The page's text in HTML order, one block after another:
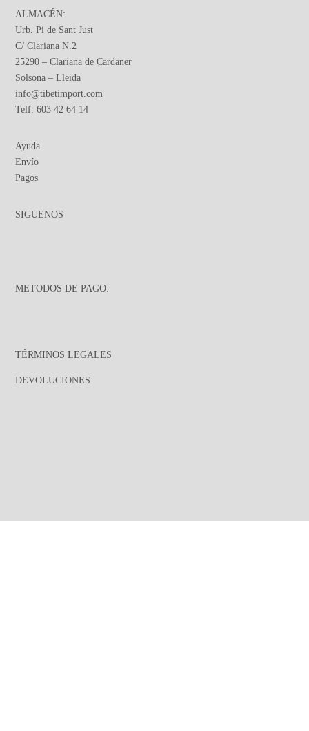
ALMACÉN:
Urb. Pi de Sant Just
C/ Clariana N.2
25290 – Clariana de Cardaner
Solsona – Lleida
info@tibetimport.com
Telf. 603 42 64 14
Ayuda
Envío
Pagos
SIGUENOS
METODOS DE PAGO:
TÉRMINOS LEGALES
DEVOLUCIONES